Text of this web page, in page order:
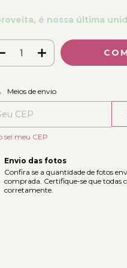
é nossa última
para o CEP:
Meios de envio
sei meu CEP
Envio das fotos
Confira se a quantidade de fotos
comprada. Certifique-se que todas
corretamente.